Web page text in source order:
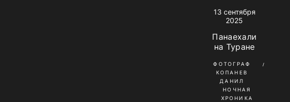
13 сентября
2025
Панаехали
на Туране
ФОТОГРАФ
КОПАНЕВ
ДАНИЛ
НОЧНАЯ
ХРОНИКА